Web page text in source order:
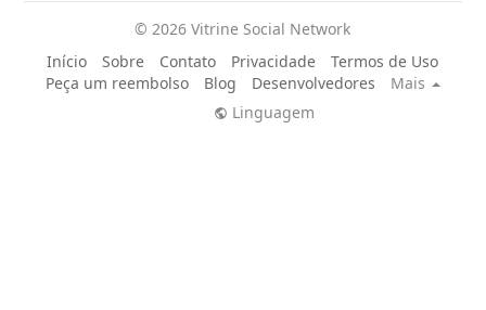
© 2026 Vitrine Social Network
Início
Sobre Contato Privacidade
Termos de Uso
Peça um reembolso
Blog Desenvolvedores
Mais
Linguagem